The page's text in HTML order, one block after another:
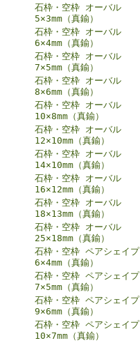
石枠・空枠 オーバル
5×3mm（真鍮）
石枠・空枠 オーバル
6×4mm（真鍮）
石枠・空枠 オーバル
7×5mm（真鍮）
石枠・空枠 オーバル
8×6mm（真鍮）
石枠・空枠 オーバル
10×8mm（真鍮）
石枠・空枠 オーバル
12×10mm（真鍮）
石枠・空枠 オーバル
14×10mm（真鍮）
石枠・空枠 オーバル
16×12mm（真鍮）
石枠・空枠 オーバル
18×13mm（真鍮）
石枠・空枠 オーバル
25×18mm（真鍮）
石枠・空枠 ペアシェイプ
6×4mm（真鍮）
石枠・空枠 ペアシェイプ
7×5mm（真鍮）
石枠・空枠 ペアシェイプ
9×6mm（真鍮）
石枠・空枠 ペアシェイプ
10×7mm（真鍮）